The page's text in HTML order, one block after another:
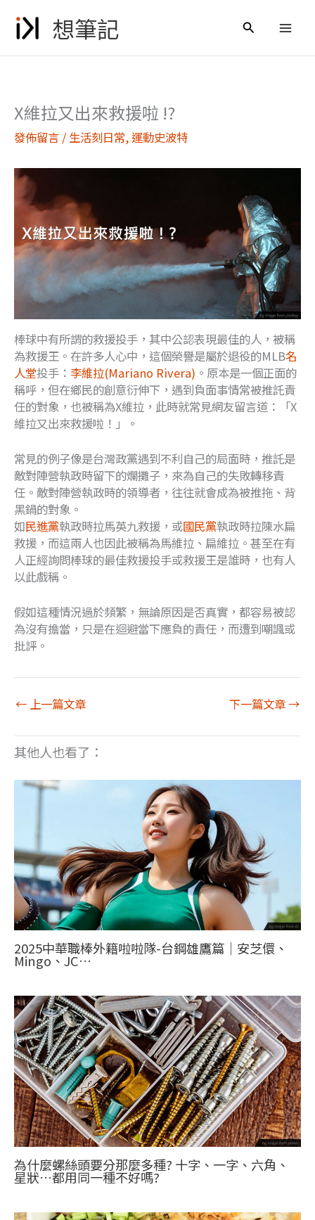
要
想筆記
搜
X維拉又出來救援啦 !?
發佈留言 / 生活刻日常,運動史波特
棒球中有所謂的救援投手，其中公認表現最佳的人，被稱
為救援王。在許多人心中，這個榮譽是屬於退役的MLB名
人堂投手： 李維拉(Mariano Rivera) 。原本是一個正面的
稱呼，但在鄉民的創意衍伸下，遇到負面事情常被推託責
任的對象，也被稱為X維拉，此時就常見網友留言道：「X
維拉又出來救援啦！」。
常見的例子像是台灣政黨遇到不利自己的局面時，推託是
敵對陣營執政時留下的爛攤子，來為自己的失敗轉移責
任。敵對陣營執政時的領導者，往往就會成為被推拖、背
黑鍋的對象。
如民進黨執政時拉馬英九救援，或國民黨執政時拉陳水扁
救援，而這兩人也因此被稱為馬維拉、扁維拉。甚至在有
人正經詢問棒球的最佳救援投手或救援王是誰時，也有人
以此戲稱。
假如這種情況過於頻繁，無論原因是否真實，都容易被認
為沒有擔當，只是在迴避當下應負的責任，而遭到嘲諷或
批評。
← 上一篇文章 下一篇文章→
其他人也看了：
2025中華職棒外籍啦啦隊-台鋼雄鷹篇｜安芝儇、
Mingo、JC…
為什麼螺絲頭要分那麼多種? 十字、一字、六角、
星狀…都用同一種不好嗎?